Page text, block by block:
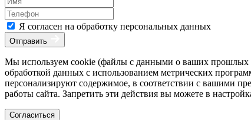
Я согласен на обработку персональных данных
Отправить
Мы используем cookie (файлы с данными о ваших прошлых
обработкой данных с использованием метрических
персонализируют содержимое, в соответствии с вашими
работы сайта. Запретить эти действия вы можете в
Согласиться